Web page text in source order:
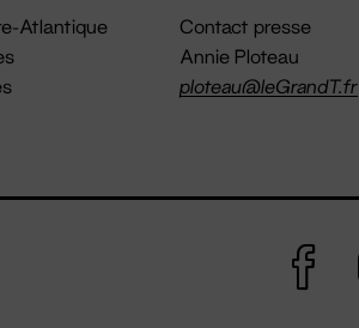
Atlantique
Contact presse
Annie Ploteau
ploteau@leGrandT.fr